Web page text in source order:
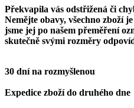
Překvapila vás odstřižená či
Nemějte obavy, všechno zboží
jsme jej po našem přeměření
skutečně svými rozměry
30 dní na rozmyšlenou
Expedice zboží do druhého dne